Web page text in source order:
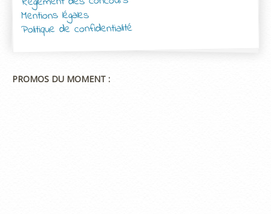
Mentions légales
Politique de confidentialité
PROMOS DU MOMENT :